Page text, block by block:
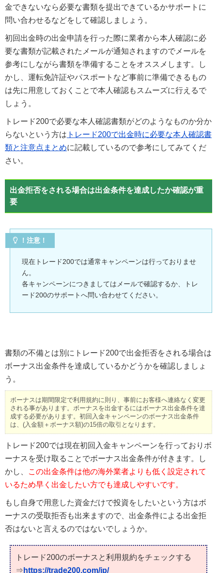
金できないなら必要な書類を提出できているかサポートに
問い合わせるなどをして確認しましょう。
初回出金時の出金申請を行った際に業者から本人確認に必
要な書類が記載されたメールが通知されますのでメールを
参考にしながら書類を準備することをオススメします。し
かし、運転免許証やパスポートなど事前に準備できるもの
は先に用意しておくことで本人確認もスムーズに行えるで
しょう。
トレード200で必要な本人確認書類がどのようなものか分か
らないという方は トレード200で出金時に必要な本人確認書
類と注意点まとめに記載しているので参考にしてみてくだ
さい。
出金拒否をされる場合は出金条件を達成したか確認が重
要
！注意！
現在トレード200では通常キャンペーンは行っておりませ
ん。
各キャンペーンにつきましてはメールで確認するか、トレ
ード200のサポートへ問い合わせてください。
書類の不備とは別にトレード200で出金拒否をされる場合は
ボーナス出金条件を達成しているかどうかを確認しましょ
う。
ボーナスは期間限定で利用規約に則り、事前にお客様へ連絡なく変更
される事があります。ボーナスを出金するにはボーナス出金条件を達
成する必要があります。初回入金キャンペーンのボーナス出金条件
は、(入金額＋ボーナス額)の15倍の取引となります。
トレード200では現在初回入金キャンペーンを行っておりボ
ーナスを受け取ることでボーナス出金条件が付きます。し
かし、
この出金条件は他の海外業者よりも低く設定されて
いるため早く出金したい方でも達成しやすいです。
もし自身で用意した資金だけで投資をしたいという方はボ
ーナスの受取拒否も出来ますので、出金条件による出金拒
否はないと言えるのではないでしょうか。
トレード200のボーナスと利用規約をチェックする
⇒ https://trade200.com/jp/